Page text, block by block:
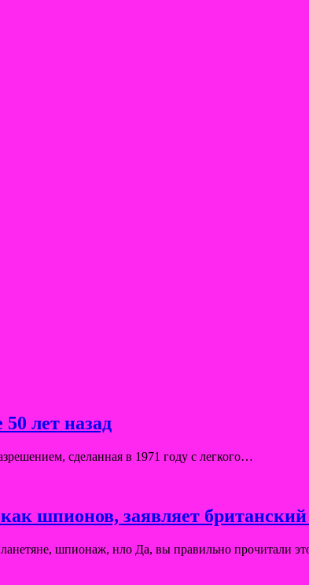
лет назад
сделанная в 1971 году с легкого…
шпионов, заявляет
шпионаж, нло Да, вы правильно прочитали